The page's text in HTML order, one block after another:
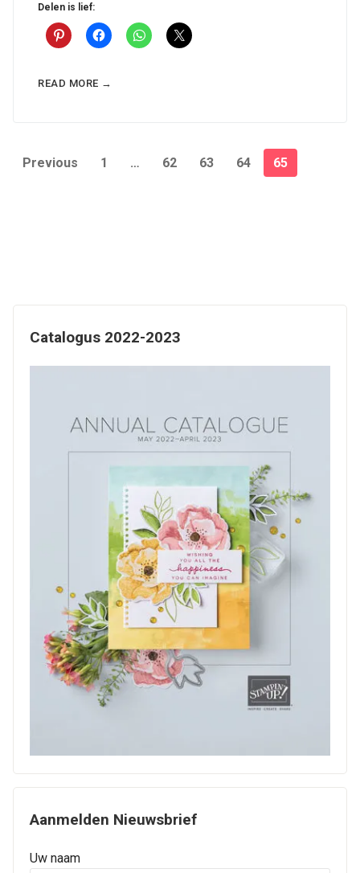
Delen is lief:
READ MORE →
Posts
Previous 1 … 62 63 64 65
Catalogus 2022-2023
Aanmelden Nieuwsbrief
Uw naam